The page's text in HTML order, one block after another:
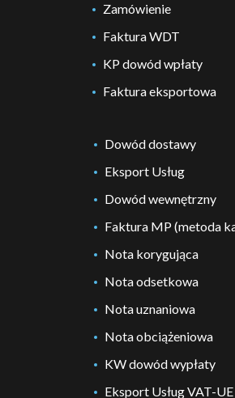
Zamówienie
Faktura WDT
KP dowód wpłaty
Faktura eksportowa
Dowód dostawy
Eksport Usług
Dowód wewnętrzny
Faktura MP (metoda
Nota korygująca
Nota odsetkowa
Nota uznaniowa
Nota obciążeniowa
KW dowód wypłaty
Eksport Usług VAT-